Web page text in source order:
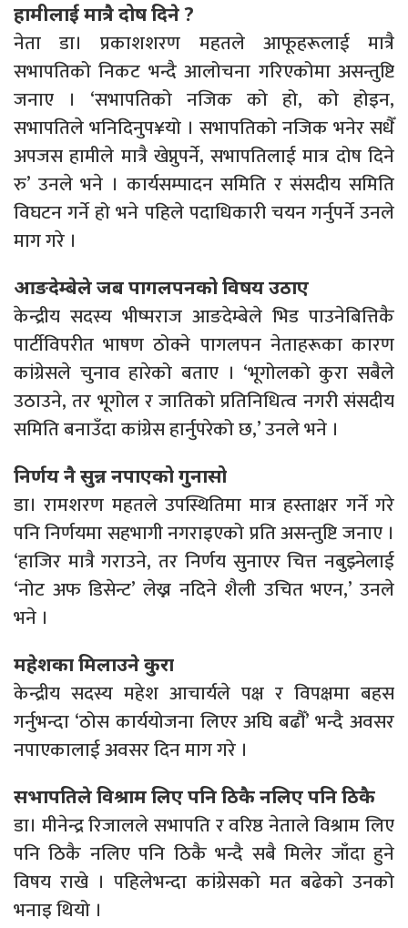
हामीलाई मात्रै दोष दिने ?
नेता डा। प्रकाशशरण महतले आफूहरूलाई मात्रै
सभापतिको निकट भन्दै आलोचना गरिएकोमा असन्तुष्टि
जनाए । ‘सभापतिको नजिक को हो, को होइन,
सभापतिले भनिदिनुप¥यो । सभापतिको नजिक भनेर सधैँ
अपजस हामीले मात्रै खेप्नुपर्ने, सभापतिलाई मात्र दोष दिने
रु’ उनले भने । कार्यसम्पादन समिति र संसदीय समिति
विघटन गर्ने हो भने पहिले पदाधिकारी चयन गर्नुपर्ने उनले
माग गरे ।
आङदेम्बेले जब पागलपनको विषय उठाए
केन्द्रीय सदस्य भीष्मराज आङदेम्बेले भिड पाउनेबित्तिकै
पार्टीविपरीत भाषण ठोक्ने पागलपन नेताहरूका कारण
कांग्रेसले चुनाव हारेको बताए । ‘भूगोलको कुरा सबैले
उठाउने, तर भूगोल र जातिको प्रतिनिधित्व नगरी संसदीय
समिति बनाउँदा कांग्रेस हार्नुपरेको छ,’ उनले भने ।
निर्णय नै सुन्न नपाएको गुनासो
डा। रामशरण महतले उपस्थितिमा मात्र हस्ताक्षर गर्ने गरे
पनि निर्णयमा सहभागी नगराइएको प्रति असन्तुष्टि जनाए ।
‘हाजिर मात्रै गराउने, तर निर्णय सुनाएर चित्त नबुझ्नेलाई
‘नोट अफ डिसेन्ट’ लेख्न नदिने शैली उचित भएन,’ उनले
भने ।
महेशका मिलाउने कुरा
केन्द्रीय सदस्य महेश आचार्यले पक्ष र विपक्षमा बहस
गर्नुभन्दा ‘ठोस कार्ययोजना लिएर अघि बढौँ’ भन्दै अवसर
नपाएकालाई अवसर दिन माग गरे ।
सभापतिले विश्राम लिए पनि ठिकै नलिए पनि ठिकै
डा। मीनेन्द्र रिजालले सभापति र वरिष्ठ नेताले विश्राम लिए
पनि ठिकै नलिए पनि ठिकै भन्दै सबै मिलेर जाँदा हुने
विषय राखे । पहिलेभन्दा कांग्रेसको मत बढेको उनको
भनाइ थियो ।